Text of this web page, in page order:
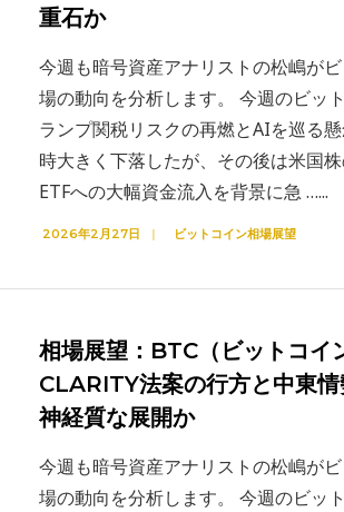
重石か
今週も暗号資産アナリストの松嶋が
場の動向を分析します。 今週のビッ
ランプ関税リスクの再燃とAIを巡る
時大きく下落したが、その後は米国
ETFへの大幅資金流入を背景に急 …...
2026年2月27日 | ビットコイン相場展望
相場展望：BTC（ビットコイ
CLARITY法案の行方と中東
神経質な展開か
今週も暗号資産アナリストの松嶋が
場の動向を分析します。 今週のビッ